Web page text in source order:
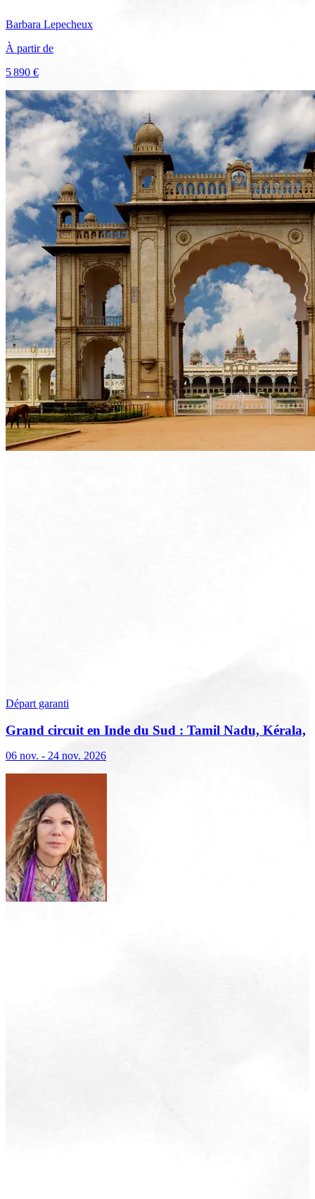
Barbara Lepecheux
À partir de
5 890 €
Voir le voyage
Départ garanti
Grand circuit en Inde du Sud : Tamil Nadu, Kérala,
06 nov. - 24 nov. 2026